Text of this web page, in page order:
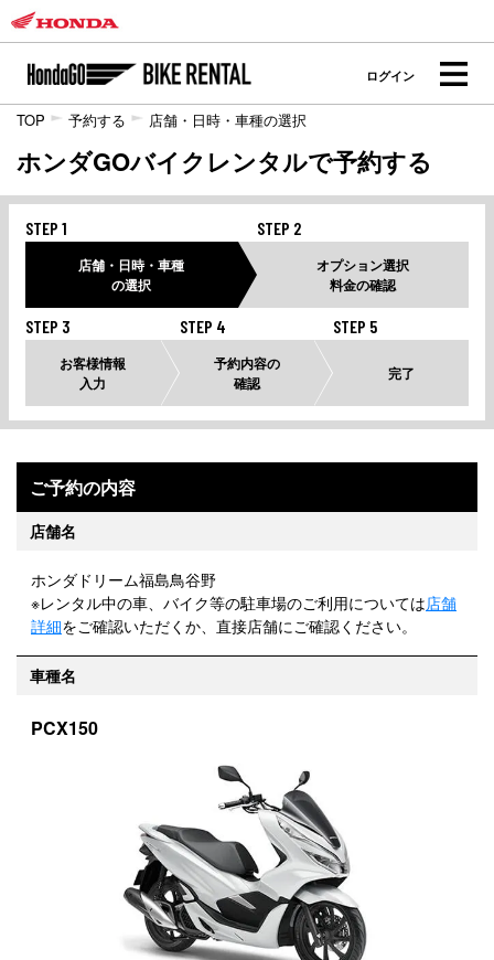
ログイン
TOP 予約する 店舗・日時・車種の選択
ホンダGOバイクレンタルで予約する
STEP 1
店舗・日時・車種
の選択
STEP 2
オプション選択
料金の確認
STEP 3
お客様情報
入力
STEP 4
予約内容の
確認
STEP 5
完了
ご予約の内容
店舗名
ホンダドリーム福島鳥谷野
※レンタル中の車、バイク等の駐車場のご利用については店舗
詳細をご確認いただくか、直接店舗にご確認ください。
車種名
PCX150